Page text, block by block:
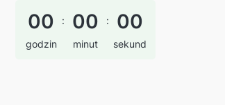
00
godzin
: 00
minut
: 00
sekund